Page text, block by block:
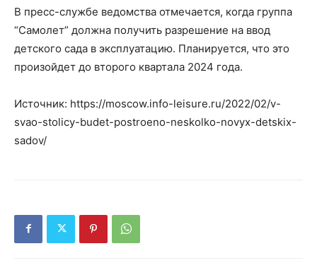
В пресс-службе ведомства отмечается, когда группа
“Самолет” должна получить разрешение на ввод
детского сада в эксплуатацию. Планируется, что это
произойдет до второго квартала 2024 года.
Источник: https://moscow.info-leisure.ru/2022/02/v-
svao-stolicy-budet-postroeno-neskolko-novyx-detskix-
sadov/